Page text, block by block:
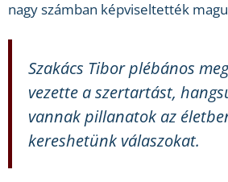
nagy számban képviseltették
Szakács Tibor plébános
vezette a szertartást,
vannak pillanatok az
kereshetünk válaszokat.